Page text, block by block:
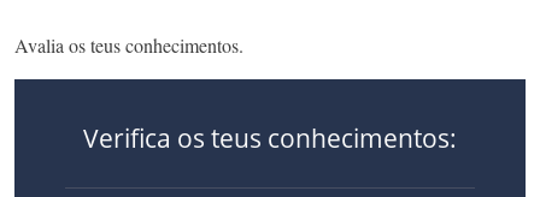
Avalia os teus conhecimentos.